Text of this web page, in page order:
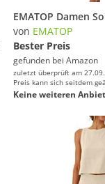
von EMATOP
Bester Preis
gefunden bei Amazon
zuletzt überprüft am
Preis kann sich seitdem
Keine weiteren